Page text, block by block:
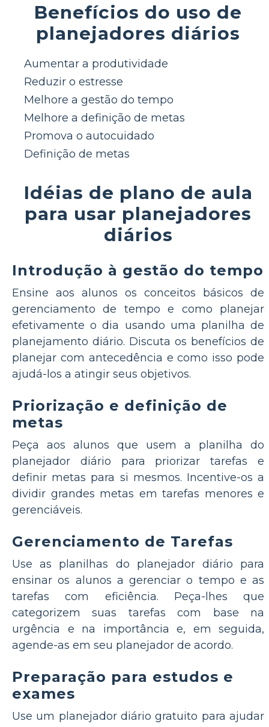
Benefícios do uso de
planejadores diários
Aumentar a produtividade
Reduzir o estresse
Melhore a gestão do tempo
Melhore a definição de metas
Promova o autocuidado
Definição de metas
Idéias de plano de aula
para usar planejadores
diários
Introdução à gestão do tempo
Ensine aos alunos os conceitos básicos de
gerenciamento de tempo e como planejar
efetivamente o dia usando uma planilha de
planejamento diário. Discuta os benefícios de
planejar com antecedência e como isso pode
ajudá-los a atingir seus objetivos.
Priorização e definição de
metas
Peça aos alunos que usem a planilha do
planejador diário para priorizar tarefas e
definir metas para si mesmos. Incentive-os a
dividir grandes metas em tarefas menores e
gerenciáveis.
Gerenciamento de Tarefas
Use as planilhas do planejador diário para
ensinar os alunos a gerenciar o tempo e as
tarefas com eficiência. Peça-lhes que
categorizem suas tarefas com base na
urgência e na importância e, em seguida,
agende-as em seu planejador de acordo.
Preparação para estudos e
exames
Use um planejador diário gratuito para ajudar